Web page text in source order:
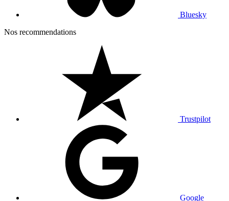
Bluesky
Nos recommendations
Trustpilot
Google